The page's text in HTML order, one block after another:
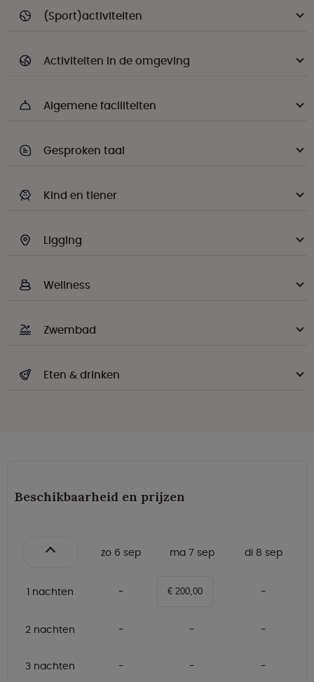
(Sport)activiteiten
Activiteiten in de omgeving
Algemene faciliteiten
Gesproken taal
Kind en tiener
Ligging
Wellness
Zwembad
Eten & drinken
Beschikbaarheid en prijzen
zo 6 sep ma 7 sep di 8 sep
1 nachten € 200,00
2 nachten
3 nachten